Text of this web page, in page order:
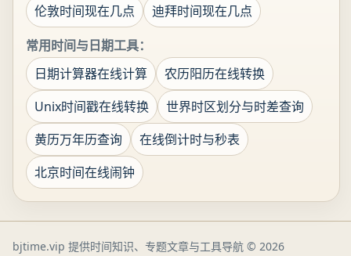
伦敦时间现在几点
迪拜时间现在几点
常用时间与日期工具：
日期计算器在线计算
农历阳历在线转换
Unix时间戳在线转换
世界时区划分与时差查询
黄历万年历查询
在线倒计时与秒表
北京时间在线闹钟
bjtime.vip 提供时间知识、专题文章与工具导航 © 2026